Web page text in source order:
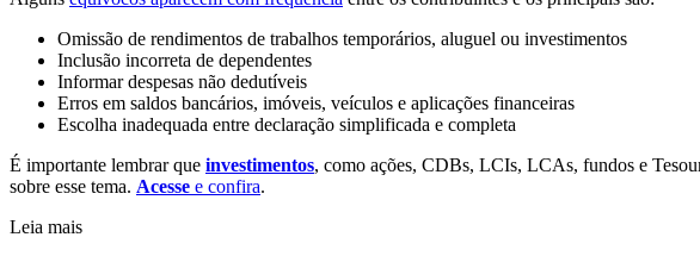
Omissão de rendimentos de trabalhos temporários, aluguel ou investimentos
Inclusão incorreta de dependentes
Informar despesas não dedutíveis
Erros em saldos bancários, imóveis, veículos e aplicações financeiras
Escolha inadequada entre declaração simplificada e completa
É importante lembrar que investimentos, como ações, CDBs, LCIs, LCAs, fundos e
sobre esse tema. Acesse e confira.
Leia mais